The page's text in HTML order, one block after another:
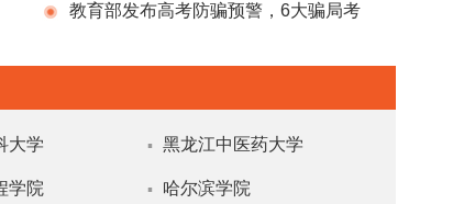
备资格教育部发布高考防骗预警，6大骗局考
大学 ▪ 黑龙江中医药大学
学院 ▪ 哈尔滨学院